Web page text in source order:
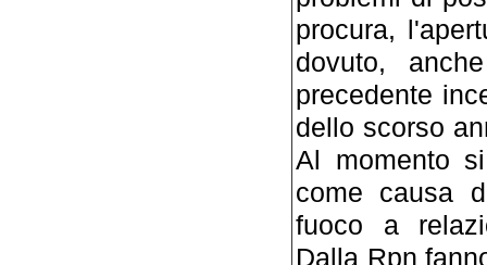
procura,
dovuto,
precedente
dello scorso
Al momento
come causa
fuoco a
Dalla Rpn